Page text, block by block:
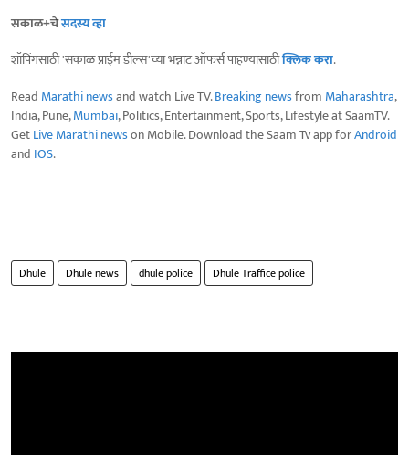
सकाळ+चेसदस्य व्हा
शॉपिंगसाठी 'सकाळ प्राईम डील्स'च्या भन्नाट ऑफर्स पाहण्यासाठीक्लिक करा.
Read Marathi newsand watch Live TV.Breaking newsfrom Maharashtra,
India, Pune,Mumbai, Politics, Entertainment, Sports, Lifestyle at SaamTV.
GetLive Marathi newson Mobile. Download the Saam Tv app forAndroid
and IOS.
Dhule Dhule news dhule police Dhule Traffice police